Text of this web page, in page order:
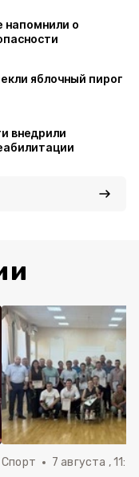
напомнили о
яблочный пирог
внедрили
Спорт 7 августа ,